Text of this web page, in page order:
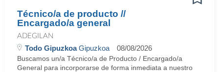
Técnico/a de producto //
Encargado/a general
ADEGILAN
Todo GipuzkoaGipuzkoa 08/08/2026
Buscamos un/a Técnico/a de Producto / Encargado/a
General para incorporarse de forma inmediata a nuestro